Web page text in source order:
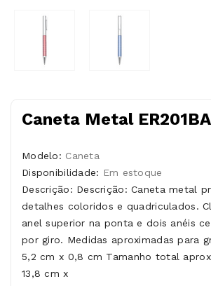
Caneta Metal
Modelo: Caneta
Disponibilidade: Em estoque
Descrição: Descrição: Caneta metal
detalhes coloridos e quadriculados.
anel superior na ponta e dois anéis
por giro. Medidas aproximadas para
5,2 cm x 0,8 cm Tamanho total
13,8 cm x